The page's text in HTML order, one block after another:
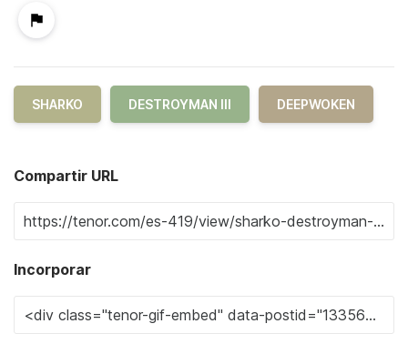
SHARKO DESTROYMAN III DEEPWOKEN
Compartir URL
Incorporar